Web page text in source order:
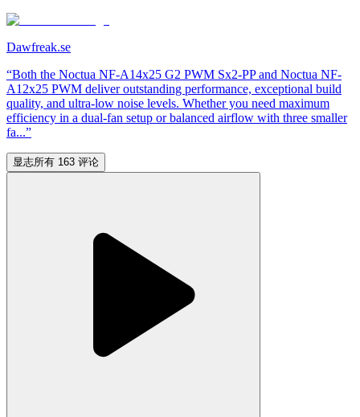
Dawfreak.se
“Both the Noctua NF-A14x25 G2 PWM Sx2-PP and Noctua NF-
A12x25 PWM deliver outstanding performance, exceptional build
quality, and ultra-low noise levels. Whether you need maximum
efficiency in a dual-fan setup or balanced airflow with three smaller
fa...”
显志所有 163 评论